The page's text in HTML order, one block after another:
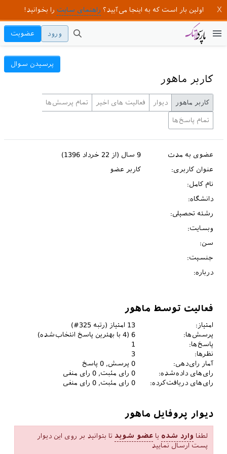
اولین بار است که به اینجا می‌آیید؟ راهنمای سایت را بخوانید!
ورود عضویت
کاربر ماهور
پرسیدن سوال
کاربر ماهور دیوار فعالیت های اخیر تمام پرسش‌ها
تمام پاسخ‌ها
عضوی به مدت
9 سال (از 22 خرداد 1396)
عنوان کاربری:
کاربر عضو
نام کامل:
دانشگاه:
رشته تحصیلی:
وبسایت:
سن:
جنسیت:
درباره:
فعالیت توسط ماهور
امتیاز: 13 امتیاز (رتبه 325
#)
پرسش‌ها:
6
(
4 با بهترین پاسخ انتخاب‌شده)
پاسخ‌ها:
1
نظرها:
3
آمار رای‌دهی:
0 پرسش,0 پاسخ
رای‌های داده‌شده:
0 رای مثبت,0 رای منفی
رای‌های دریافت‌کرده:
0 رای مثبت,0 رای منفی
دیوار پروفایل ماهور
لطفا وارد شده یاعضو شوید تا بتوانید بر روی این دیوار
پست ارسال نمایید